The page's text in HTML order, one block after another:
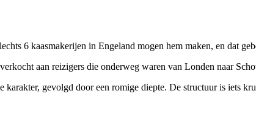
6 kaasmakerijen in Engeland mogen hem maken, en dat
aan reizigers die onderweg waren van Londen naar
gevolgd door een romige diepte. De structuur is iets